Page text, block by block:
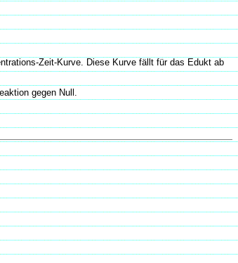
Zeit-Kurve. Diese Kurve fällt für das Edukt ab
gegen Null.